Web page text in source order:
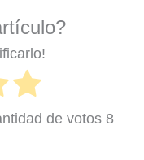
de votos 8